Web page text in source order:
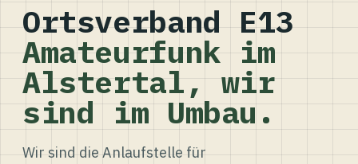
Ortsverband E13
Amateurfunk im
Alstertal, wir
sind im Umbau.
Wir sind die Anlaufstelle für